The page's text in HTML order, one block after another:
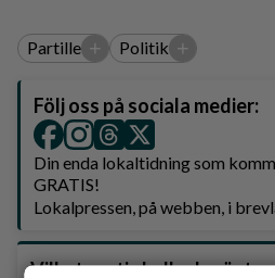
Partille + Politik +
Följ oss på sociala medier:
Din enda lokaltidning som
GRATIS!
Lokalpressen, på webben, i
Vilket parti skulle du rösta